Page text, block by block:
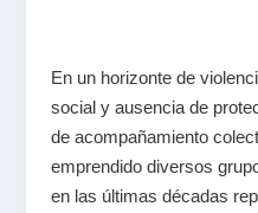
En un horizonte de
social y ausencia de
de acompañamiento
emprendido diversos
en las últimas décadas